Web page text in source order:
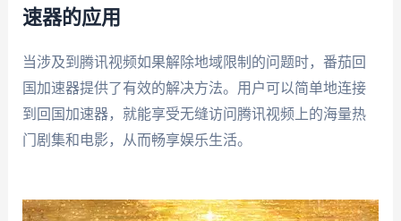
速器的应用
当涉及到腾讯视频如果解除地域限制的问题时，番茄回
国加速器提供了有效的解决方法。用户可以简单地连接
到回国加速器，就能享受无缝访问腾讯视频上的海量热
门剧集和电影，从而畅享娱乐生活。